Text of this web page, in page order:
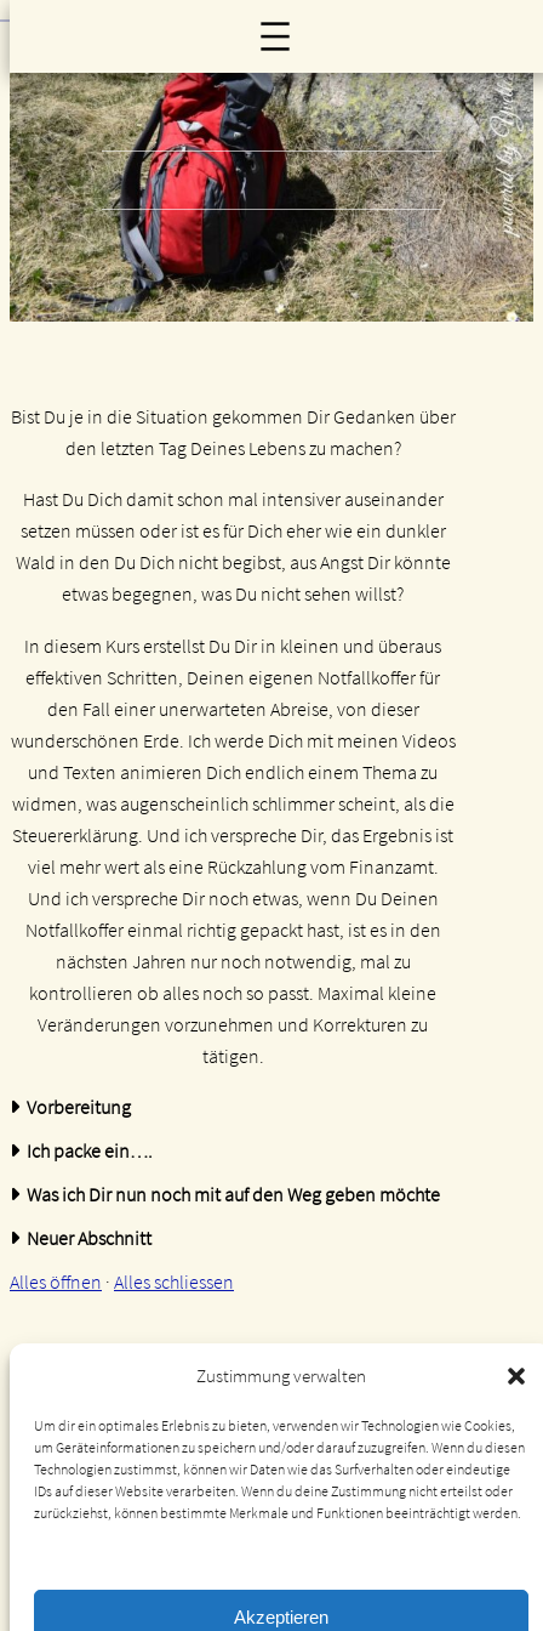
Zustimmung verwalten
Um dir ein optimales Erlebnis zu bieten, verwenden wir Technologien wie Cookies,
um Geräteinformationen zu speichern und/oder darauf zuzugreifen. Wenn du diesen
Technologien zustimmst, können wir Daten wie das Surfverhalten oder eindeutige
IDs auf dieser Website verarbeiten. Wenn du deine Zustimmung nicht erteilst oder
zurückziehst, können bestimmte Merkmale und Funktionen beeinträchtigt werden.
Akzeptieren
Zum
springen
Bist Du je in die Situation gekommen Dir Gedanken über
den letzten Tag Deines Lebens zu machen?
Hast Du Dich damit schon mal intensiver auseinander
setzen müssen oder ist es für Dich eher wie ein dunkler
Wald in den Du Dich nicht begibst, aus Angst Dir könnte
etwas begegnen, was Du nicht sehen willst?
In diesem Kurs erstellst Du Dir in kleinen und überaus
effektiven Schritten, Deinen eigenen Notfallkoffer für
den Fall einer unerwarteten Abreise, von dieser
wunderschönen Erde. Ich werde Dich mit meinen Videos
und Texten animieren Dich endlich einem Thema zu
widmen, was augenscheinlich schlimmer scheint, als die
Steuererklärung. Und ich verspreche Dir, das Ergebnis ist
viel mehr wert als eine Rückzahlung vom Finanzamt.
Und ich verspreche Dir noch etwas, wenn Du Deinen
Notfallkoffer einmal richtig gepackt hast, ist es in den
nächsten Jahren nur noch notwendig, mal zu
kontrollieren ob alles noch so passt. Maximal kleine
Veränderungen vorzunehmen und Korrekturen zu
tätigen.
Vorbereitung
Ich packe ein….
Was ich Dir nun noch mit auf den Weg geben möchte
Neuer Abschnitt
Alles öffnen (Link)
· Alles schliessen
Folge mir gerne auf meinen Social-Media-Kanälen
und bleibe informiert